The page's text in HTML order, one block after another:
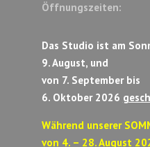
Öffnungszeiten:
Das Studio ist am
9. August, und
von 7. September bis
6. Oktober 2026
Während unserer
von 4. – 28. August